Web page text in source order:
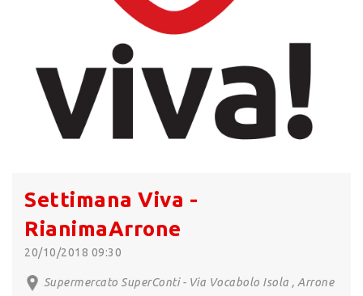
Settimana Viva -
RianimaArrone
20/10/2018 09:30
Supermercato SuperConti - Via Vocabolo Isola , Arrone